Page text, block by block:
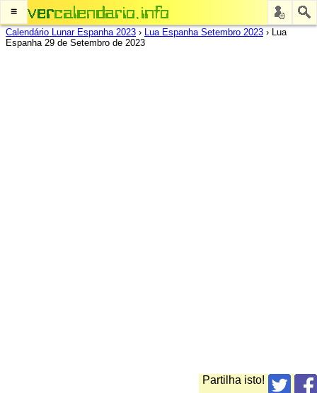
≡
Calendário Lunar Espanha 2023 › Lua Espanha Setembro 2023 › Lua
Espanha 29 de Setembro de 2023
Partilha isto!